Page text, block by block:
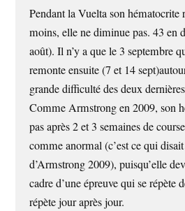
Pendant la Vuelta son hématocrite
moins, elle ne diminue pas. 43 en
août). Il n’y a que le 3 septembre
remonte ensuite (7 et 14
grande difficulté des deux
Comme Armstrong en 2009, son
pas après 2 et 3 semaines de
comme anormal (c’est ce qui
d’Armstrong 2009), puisqu’elle
cadre d’une épreuve qui se répète
répète jour après jour.